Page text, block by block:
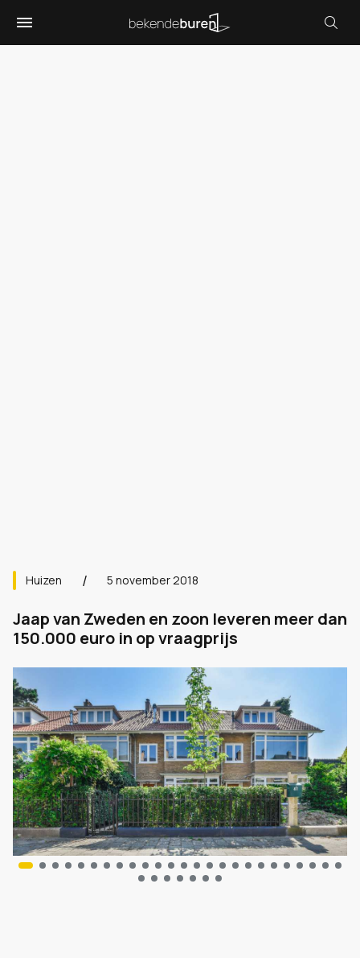
Huizen 5 november 2018
Jaap van Zweden en zoon leveren meer dan
150.000 euro in op vraagprijs